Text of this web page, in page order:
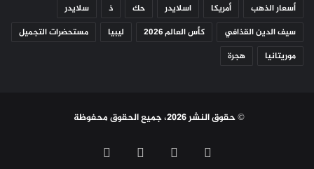
أسعار الذهب
أمريكا اسلايدر حك ذ
سلايدر
سيف الدين القذافي
كأس العالم 2026 ليبيا
مستحضرات التجميل
موريتانيا
هجرة
© حقوق النشر 2026، جميع الحقوق محفوظة
فيسبوك يوتيوب